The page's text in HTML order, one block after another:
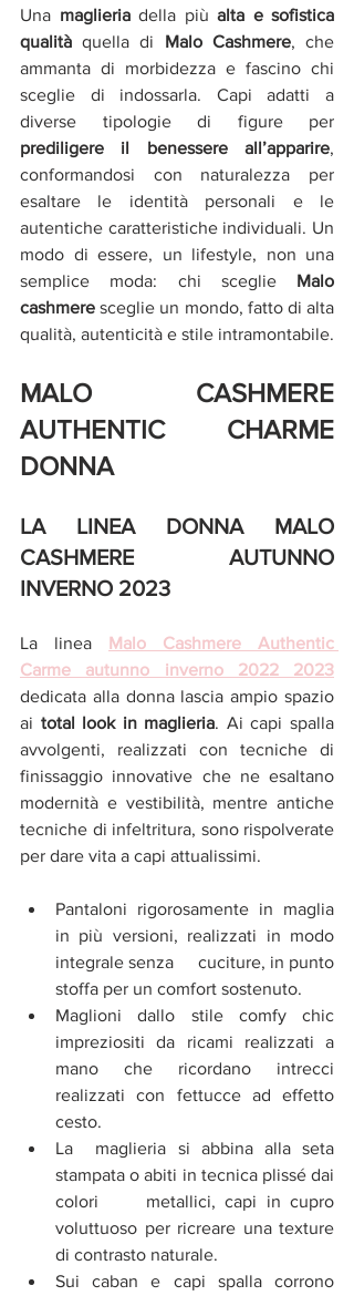
Una maglieria della più alta e sofistica
qualità quella di Malo Cashmere, che
ammanta di morbidezza e fascino chi
sceglie di indossarla. Capi adatti a
prediligere il benessere all’apparire,
conformandosi con naturalezza per
esaltare le identità personali e le
autentiche caratteristiche individuali. Un
modo di essere, un lifestyle, non una
semplice moda: chi sceglie Malo
cashmere sceglie un mondo, fatto di alta
qualità, autenticità e stile intramontabile.
MALO CASHMERE
AUTHENTIC CHARME
DONNA
LA LINEA DONNA MALO
CASHMERE AUTUNNO
INVERNO 2023
La linea Malo Cashmere Authentic
Carme autunno inverno 2022 2023
dedicata alla donna lascia ampio spazio
ai total look in maglieria. Ai capi spalla
avvolgenti, realizzati con tecniche di
finissaggio innovative che ne esaltano
modernità e vestibilità, mentre antiche
tecniche di infeltritura, sono rispolverate
per dare vita a capi attualissimi.
Pantaloni rigorosamente in maglia
in più versioni, realizzati in modo
integrale senza     cuciture, in punto
stoffa per un comfort sostenuto.
Maglioni dallo stile comfy chic
impreziositi da ricami realizzati a
mano che ricordano intrecci
realizzati con fettucce ad effetto
cesto.
La  maglieria si abbina alla seta
stampata o abiti in tecnica plissé dai
colori     metallici, capi in cupro
voluttuoso per ricreare una texture
di contrasto naturale.
Sui caban e capi spalla corrono